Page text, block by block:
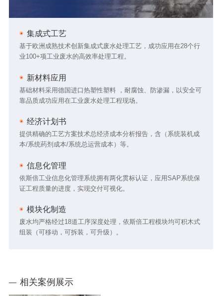
集成式工艺
基于欧洲成熟技术创新集成式废水处理工艺，成功应用在28个行
业100+项工业废水的高效率处理工程。
新材料应用
基础材料采用德国进口热塑性塑料 ，耐腐蚀、防渗漏，以安全可
靠品质成功应用在工业废水处理工程现场。
经济计划书
提供精确的工艺方案技术总经济成本分析报告，含（系统装机成
本/系统药剂成本/系统总运营成本）等。
信息化管理
依斯倍工业信息化管理系统拥有两化贯标认证，应用SAP系统保
证工程质量的进度，实现交付可视化。
模块化制造
废水均严格经过18道工序深度处理，依斯倍工程模块均可积木式
组装（可移动，可拆装，可升级）。
相关案例展示